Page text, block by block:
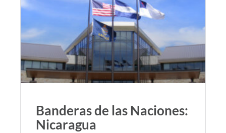
Banderas de las Naciones:
Nicaragua